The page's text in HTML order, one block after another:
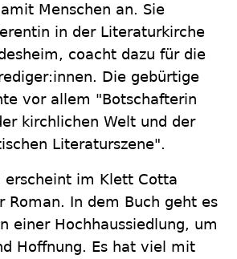
Menschen an. Sie
in der Literaturkirche
coacht dazu für die
Die gebürtige
vor allem "Botschafterin
kirchlichen Welt und der
Literaturszene".
erscheint im Klett Cotta
Roman. In dem Buch geht es
einer Hochhaussiedlung, um
Hoffnung. Es hat viel mit